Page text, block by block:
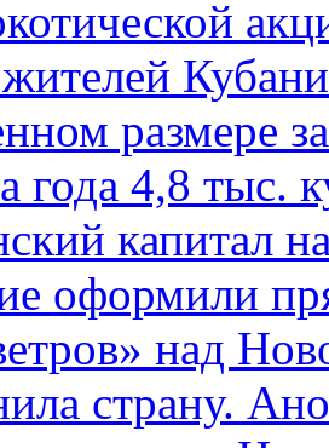
размере
года 4,8 тыс.
капитал
оформили
над
страну.